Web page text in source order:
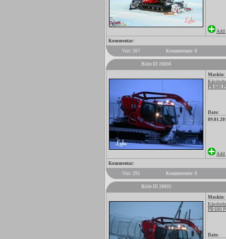
Add
Kommentar:
Vist: 267
Kommentarer: 0
Bilde ID 28806
Maskin:
PB 600
Dato:
Add
Kommentar:
Vist: 291
Kommentarer: 0
Bilde ID 28805
Maskin:
PB 600
Dato: